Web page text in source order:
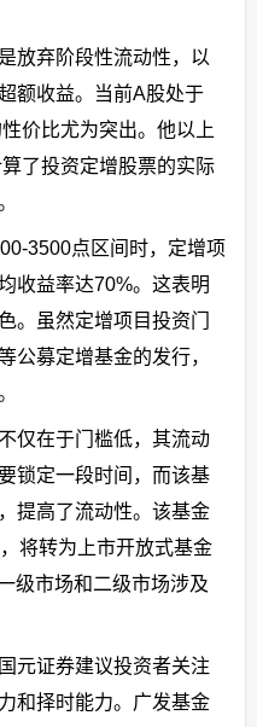
放弃阶段性流动性，以
额收益。当前A股处于
价比尤为突出。他以上
了投资定增股票的实际
3500点区间时，定增项
收益率达70%。这表明
。虽然定增项目投资门
公募定增基金的发行，
仅在于门槛低，其流动
锁定一段时间，而该基
提高了流动性。该基金
将转为上市开放式基金
级市场和二级市场涉及
元证券建议投资者关注
和择时能力。广发基金